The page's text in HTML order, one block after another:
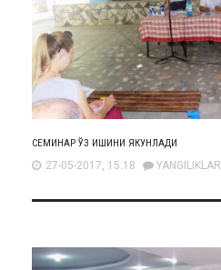
СЕМИНАР ЎЗ ИШИНИ ЯКУНЛАДИ
27-05-2017, 15:18 YANGILIKLAR